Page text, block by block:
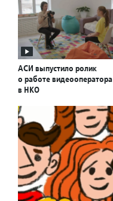
АСИ выпустило ролик
о работе видеооператора
в НКО